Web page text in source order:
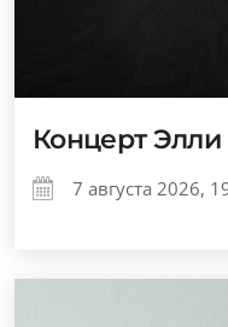
Концерт
7 августа 2026,